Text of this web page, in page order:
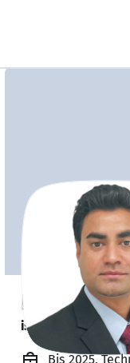
Rohit
is looking for
Bis 2025,